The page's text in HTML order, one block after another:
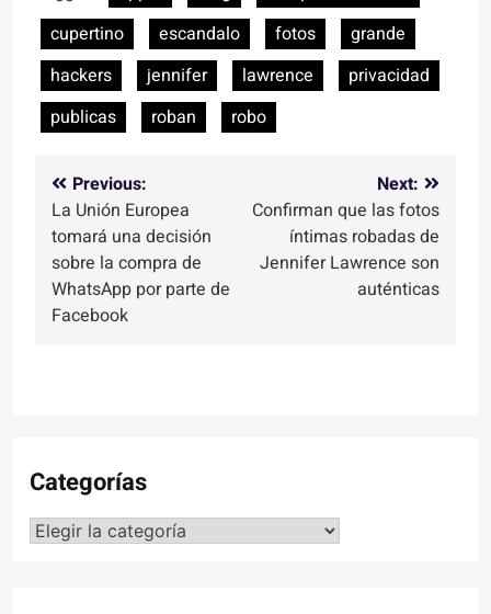
cupertino
escandalo fotos
grande
hackers
jennifer lawrence
privacidad
publicas
roban robo
Navegación
de
entradas
Previous:
La Unión Europea
tomará una decisión
sobre la compra de
WhatsApp por parte de
Facebook
Next:
Confirman que las fotos
íntimas robadas de
Jennifer Lawrence son
auténticas
Categorías
Categorías